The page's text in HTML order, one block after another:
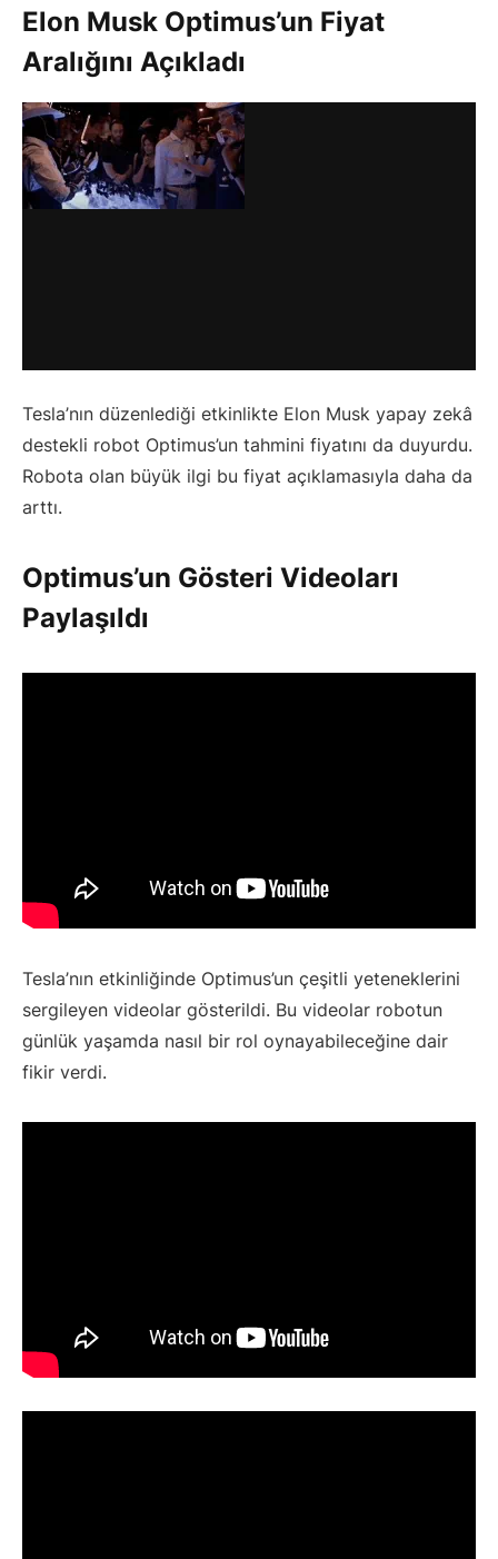
Elon Musk Optimus’un Fiyat
Aralığını Açıkladı
Tesla’nın düzenlediği etkinlikte Elon Musk yapay zekâ
destekli robot Optimus’un tahmini fiyatını da duyurdu.
Robota olan büyük ilgi bu fiyat açıklamasıyla daha da
arttı.
Optimus’un Gösteri Videoları
Paylaşıldı
Tesla’nın etkinliğinde Optimus’un çeşitli yeteneklerini
sergileyen videolar gösterildi. Bu videolar robotun
günlük yaşamda nasıl bir rol oynayabileceğine dair
fikir verdi.